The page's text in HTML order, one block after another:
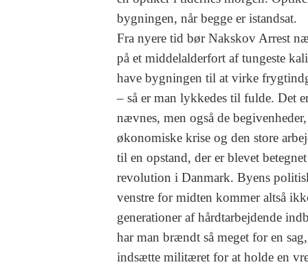
bygningen, når begge er istandsat.
Fra nyere tid bør Nakskov Arrest
på et middelalderfort af tungeste
have bygningen til at virke
– så er man lykkedes til fulde. Det
nævnes, men også de
økonomiske krise og den store
til en opstand, der er blevet
revolution i Danmark. Byens
venstre for midten kommer altså
generationer af hårdtarbejdende
har man brændt så meget for en
indsætte militæret for at holde en